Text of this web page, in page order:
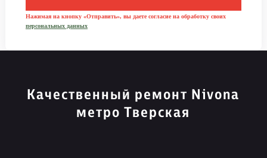
Нажимая на кнопку «Отправить», вы даете согласие на обработку своих
персональных данных
Качественный ремонт Nivona
метро Тверская